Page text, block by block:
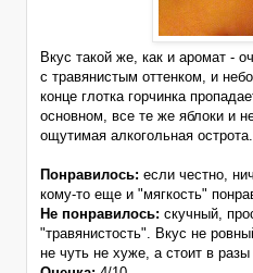
Вкус такой же, как и аромат -
с травянистым оттенком, и
конце глотка горчинка
основном, все те же яблоки и
ощутимая алкогольная
Понравилось: если честно,
кому-то еще и "мягкость"
Не понравилось: скучный,
"травянистость". Вкус не
не чуть не хуже, а стоит в